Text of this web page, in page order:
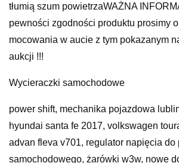
tłumią szum powietrzaWAŻNA
pewności zgodności produktu prosimy
mocowania w aucie z tym pokazanym
aukcji !!!
Wycieraczki samochodowe
power shift, mechanika pojazdowa
hyundai santa fe 2017, volkswagen
advan fleva v701, regulator napięcia do
samochodowego, żarówki w3w, nowe